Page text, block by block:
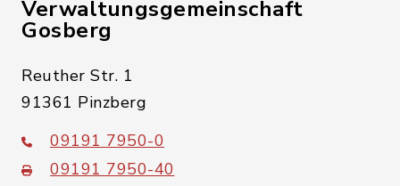
Verwaltungsgemeinschaft
Gosberg
Reuther Str. 1
91361 Pinzberg
09191 7950-0
09191 7950-40